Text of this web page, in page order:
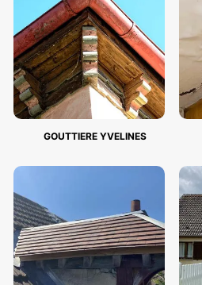
GOUTTIERE YVELINES